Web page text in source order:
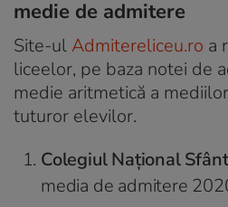
medie de admitere
Site-ulAdmitereliceu.ro a
liceelor, pe baza notei de
medie aritmetică a
tuturor elevilor.
Colegiul Național
media de admitere